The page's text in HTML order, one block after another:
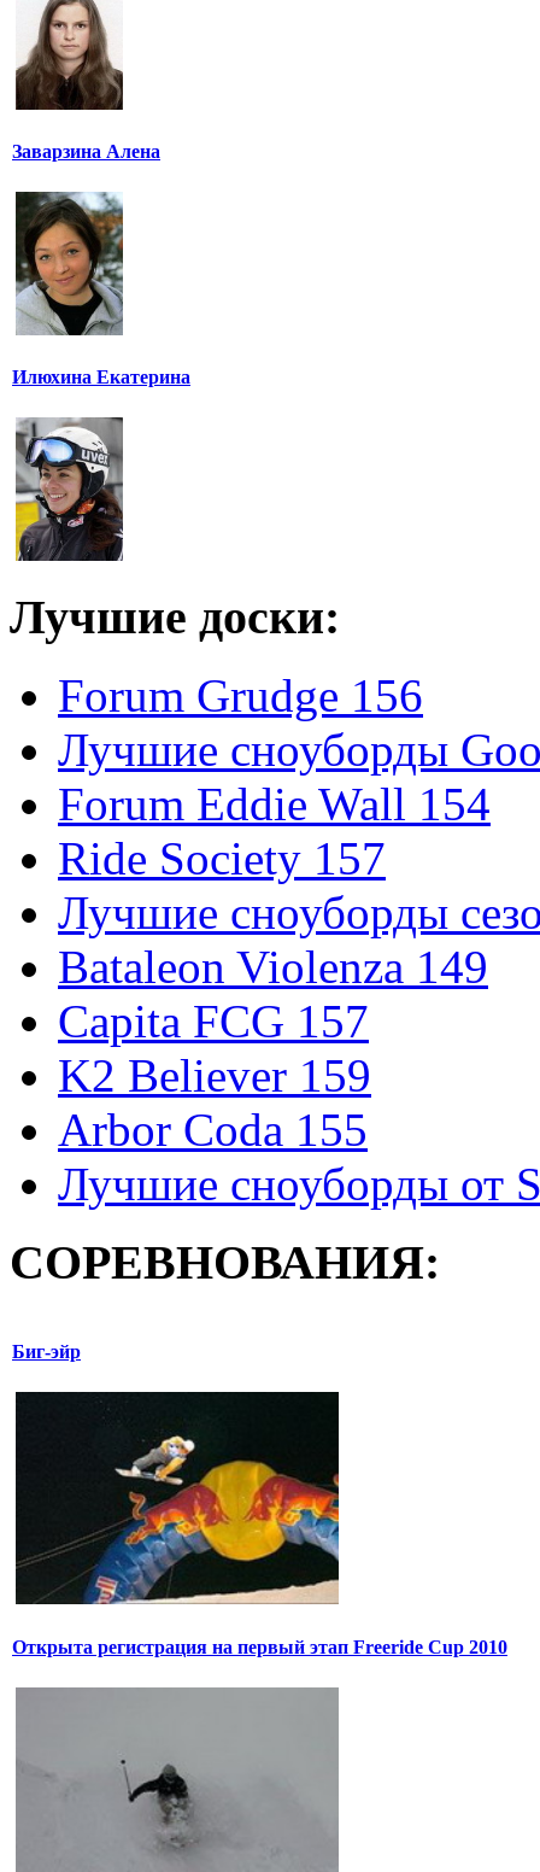
Заварзина Алена
Илюхина Екатерина
Лучшие доски:
Forum Grudge 156
Лучшие сноуборды
Forum Eddie Wall 154
Ride Society 157
Лучшие сноуборды
Bataleon Violenza 149
Capita FCG 157
K2 Believer 159
Arbor Coda 155
Лучшие сноуборды от
СОРЕВНОВАНИЯ:
Биг-эйр
Открыта регистрация на первый этап Freeride Cup 2010